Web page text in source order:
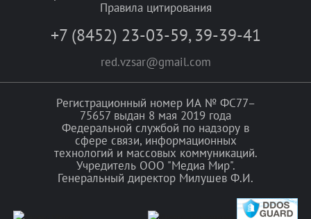
Правила цитирования
+7 (8452) 23-03-59, 39-39-41
red.vzsar@gmail.com
Регистрационный номер ИА № ФС77–
75657 выдан 8 мая 2019 года
Федеральной службой по надзору в
сфере связи, информационных
технологий и массовых коммуникаций.
Учредитель ООО "Медиа Мир".
Генеральный директор Милушев Ф.И.